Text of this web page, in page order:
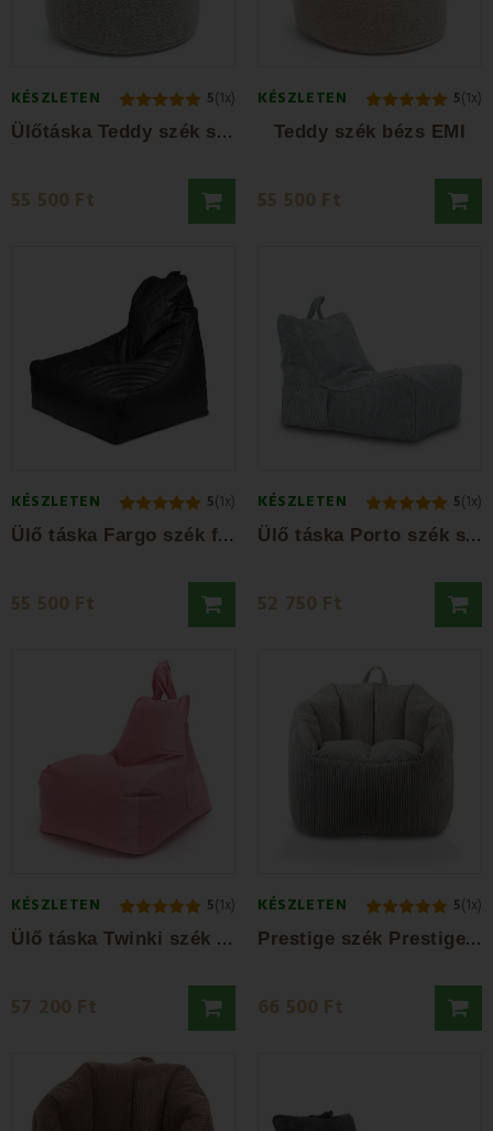
KÉSZLETEN 5(1x)
Ü
lőtáska Teddy szék szürke EMI
55 500 Ft
KÉSZLETEN 5(1x)
Teddy szék bézs EMI
55 500 Ft
KÉSZLETEN 5(1x)
Ü
lő táska Fargo szék fekete EMI
55 500 Ft
KÉSZLETEN 5(1x)
Ü
lő táska Porto szék szürke EMI
52 750 Ft
KÉSZLETEN 5(1x)
Ü
lő táska Twinki szék rózsaszín EMI
57 200 Ft
KÉSZLETEN 5(1x)
P
restige szék Prestige szék szürke EMI
66 500 Ft